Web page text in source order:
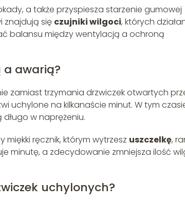
a także przyspiesza starzenie gumowej
znajdują się czujniki wilgoci, których
balansu między wentylacją a ochroną
a awarią?
zamiast trzymania drzwiczek otwartych
uchylone na kilkanaście minut. W tym
w naprężeniu.
ręcznik, którym wytrzesz uszczelkę,
minutę, a zdecydowanie zmniejsza ilość
uchylonych?